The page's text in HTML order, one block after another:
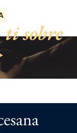
sobre